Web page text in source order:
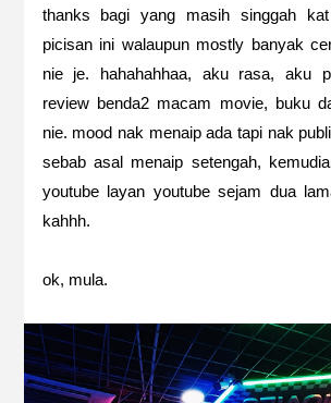
thanks bagi yang masih singgah
picisan ini walaupun mostly banyak
nie je. hahahahhaa, aku rasa, aku
review benda2 macam movie, buku
nie. mood nak menaip ada tapi nak
sebab asal menaip setengah,
youtube layan youtube sejam dua
kahhh.
ok, mula.